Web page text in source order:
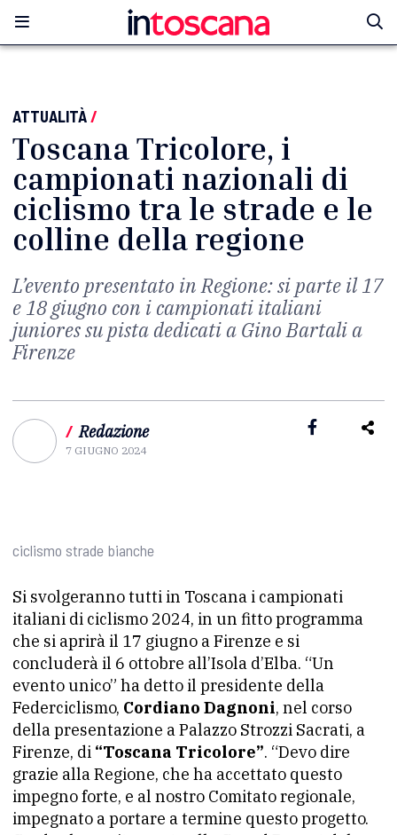
ATTUALITÀ/
Toscana Tricolore, i
campionati nazionali di
ciclismo tra le strade e le
colline della regione
L’evento presentato in Regione: si parte il 17
e 18 giugno con i campionati italiani
juniores su pista dedicati a Gino Bartali a
Firenze
/ Redazione
7 GIUGNO 2024
ciclismo strade bianche
Si svolgeranno tutti in Toscana i campionati
italiani di ciclismo 2024, in un fitto programma
che si aprirà il 17 giugno a Firenze e si
concluderà il 6 ottobre all’Isola d’Elba. “Un
evento unico” ha detto il presidente della
Federciclismo, Cordiano Dagnoni, nel corso
della presentazione a Palazzo Strozzi Sacrati, a
Firenze, di “Toscana Tricolore”. “Devo dire
grazie alla Regione, che ha accettato questo
impegno forte, e al nostro Comitato regionale,
impegnato a portare a termine questo progetto.